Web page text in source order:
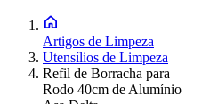
Artigos de Limpeza
Utensílios de Limpeza
Refil de Borracha para
Rodo 40cm de Alumínio